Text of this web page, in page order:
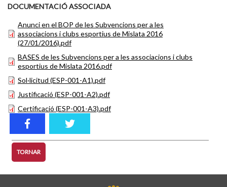
DOCUMENTACIÓ ASSOCIADA
Anunci en el BOP de les Subvencions per a les
associacions i clubs esportius de Mislata 2016
(27/01/2016).pdf
BASES de les Subvencions per a les associacions i clubs
esportius de Mislata 2016.pdf
Sol·licitud (ESP-001-A1).pdf
Justificació (ESP-001-A2).pdf
Certificació (ESP-001-A3).pdf
TORNAR